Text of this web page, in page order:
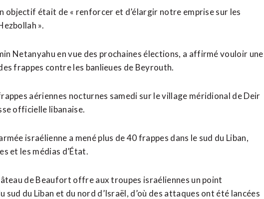
objectif était ⁠de « renforcer ‌et d’élargir notre emprise sur les
».
⁠Netanyahu en vue des prochaines élections, a affirmé vouloir une
frappes ​contre les banlieues de Beyrouth.
aériennes nocturnes samedi sur le village méridional de Deir
officielle libanaise.
israélienne a mené plus de 40 frappes dans le sud du Liban,
et les médias d’État.
de Beaufort offre aux troupes israéliennes un point
du Liban et ​du nord d’Israël, d’où des attaques ont été lancées